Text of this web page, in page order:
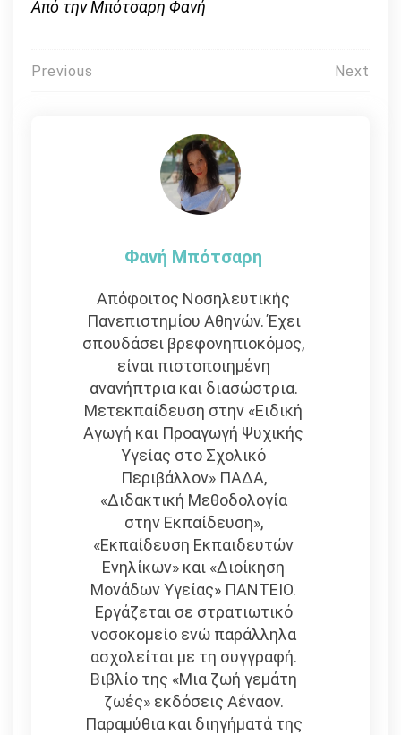
Από την Μπότσαρη Φανή
Πλοήγηση
Previous Next
Φανή Μπότσαρη
Απόφοιτος Νοσηλευτικής
Πανεπιστημίου Αθηνών. Έχει
σπουδάσει βρεφονηπιοκόμος,
είναι πιστοποιημένη
ανανήπτρια και διασώστρια.
Μετεκπαίδευση στην «Ειδική
Αγωγή και Προαγωγή Ψυχικής
Υγείας στο Σχολικό
Περιβάλλον» ΠΑΔΑ,
«Διδακτική Μεθοδολογία
στην Εκπαίδευση»,
«Εκπαίδευση Εκπαιδευτών
Ενηλίκων» και «Διοίκηση
Μονάδων Υγείας» ΠΑΝΤΕΙΟ.
Εργάζεται σε στρατιωτικό
νοσοκομείο ενώ παράλληλα
ασχολείται με τη συγγραφή.
Βιβλίο της «Μια ζωή γεμάτη
ζωές» εκδόσεις Αέναον.
Παραμύθια και διηγήματά της